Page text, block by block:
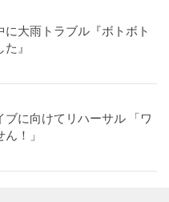
大雨トラブル『ボトボト
』
に向けてリハーサル 「ワ
！」